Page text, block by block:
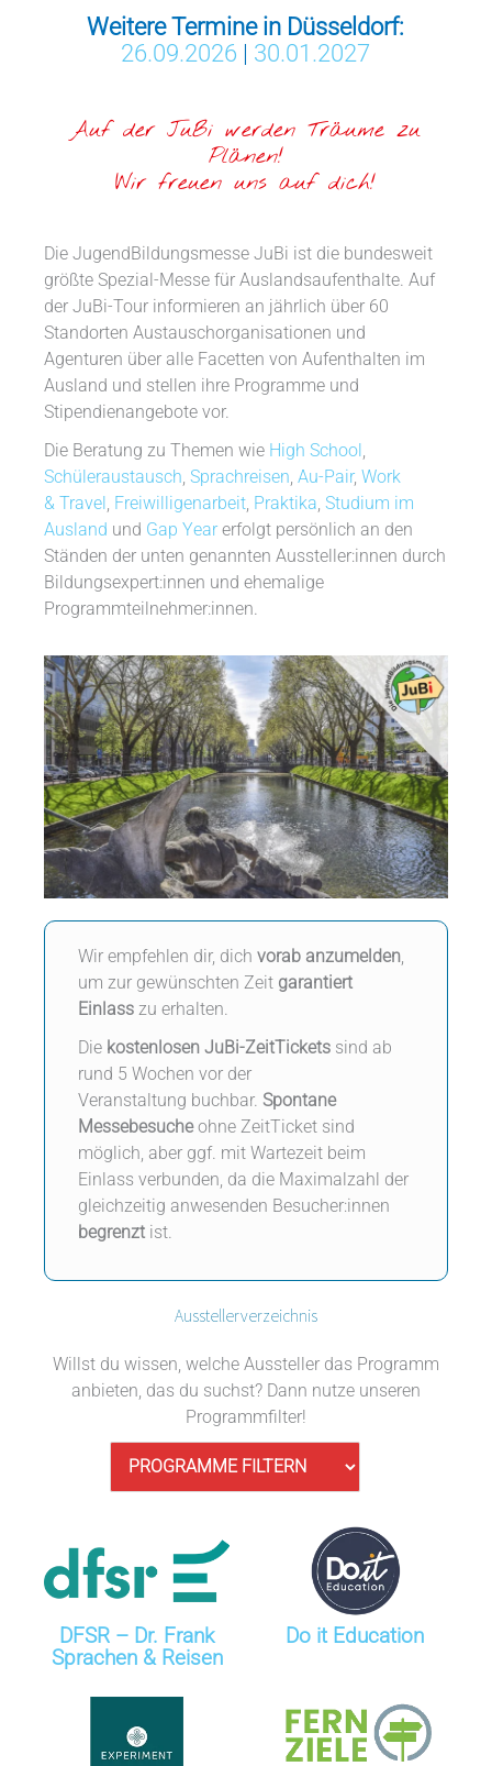
Weitere Termine in Düsseldorf:
26.09.2026
30.01.2027
Auf der JuBi werden Träume zu
Plänen!
Wir freuen uns auf dich!
Die JugendBildungsmesse JuBi ist die bundesweit
größte Spezial-Messe für Auslandsaufenthalte. Auf
der JuBi-Tour informieren an jährlich über 60
Standorten Austauschorganisationen und
Agenturen über alle Facetten von Aufenthalten im
Ausland und stellen ihre Programme und
Stipendienangebote vor.
Die Beratung zu Themen wie High School
Schüleraustausch ,Sprachreisen ,Au-Pair,Work
& Travel
Freiwilligenarbeit Praktika ,Studium im
Ausland und Gap Year erfolgt persönlich an den
Ständen der unten genannten Aussteller:innen durch
Bildungsexpert:innen und ehemalige
Programmteilnehmer:innen.
Wir empfehlen dir, dichvorab anzumelden,
um zur gewünschten Zeit garantiert
Einlass zu erhalten.
Die kostenlosen JuBi-ZeitTickets sind ab
rund 5 Wochen vor der
Veranstaltung buchbar. Spontane
Messebesucheohne ZeitTicket sind
möglich, aber ggf. mit Wartezeit beim
Einlass verbunden, da die Maximalzahl der
gleichzeitig anwesenden Besucher:innen
begrenzt ist.
Ausstellerverzeichnis
Willst du wissen, welche Aussteller das Programm
anbieten, das du suchst? Dann nutze unseren
Programmfilter!
DFSR – Dr. Frank
Sprachen & Reisen
Do it Education